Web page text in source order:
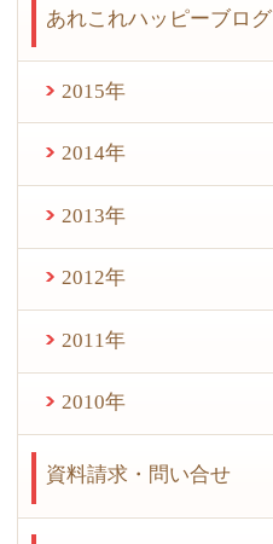
あれこれハッピーブログ
2015年
2014年
2013年
2012年
2011年
2010年
資料請求・問い合せ